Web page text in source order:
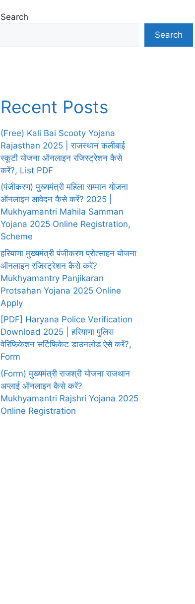
Search
Search
Recent Posts
(Free) Kali Bai Scooty Yojana
Rajasthan 2025 | राजस्थान कलीबाई
स्कूटी योजना ऑनलाइन रजिस्ट्रेशन कैसे
करें?, List PDF
(पंजीकरण) मुख्यमंत्री महिला सम्मान योजना
ऑनलाइन आवेदन कैसे करें? 2025 |
Mukhyamantri Mahila Samman
Yojana 2025 Online Registration,
Scheme
हरियाणा मुख्यमंत्री पंजीकरण प्रोत्साहन योजना
ऑनलाइन रजिस्ट्रेशन कैसे करें?
Mukhyamantry Panjikaran
Protsahan Yojana 2025 Online
Apply
[PDF] Haryana Police Verification
Download 2025 | हरियाणा पुलिस
वेरिफिकेशन सर्टिफिकेट डाउनलोड ऐसे करें?,
Form
(Form) मुख्यमंत्री राजश्री योजना राजथान
अप्लाई ऑनलाइन कैसे करें?
Mukhyamantri Rajshri Yojana 2025
Online Registration